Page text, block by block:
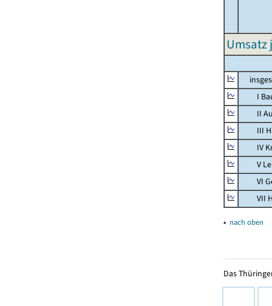
Umsatz
I
II
III
IV
V
VI
VII
▴ nach oben
Das